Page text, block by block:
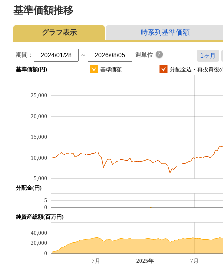
基準価額推移
グラフ表示 時系列基準価額
期間： ～ 週単位
基準価額(円) 基準価額 分配金込・再投資後
5,000
10,000
15,000
20,000
25,000
分配金(円)
0
5
純資産総額(百万円)
7月 2025年 7月
0
20,000
40,000